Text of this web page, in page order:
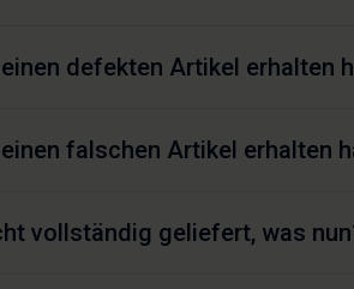
defekten Artikel erhalten
falschen Artikel erhalten
vollständig geliefert, was